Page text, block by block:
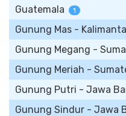
Guatemala 1
Gunung Mas -
Gunung Megang -
Gunung Meriah -
Gunung Putri - Jawa
Gunung Sindur - Jawa